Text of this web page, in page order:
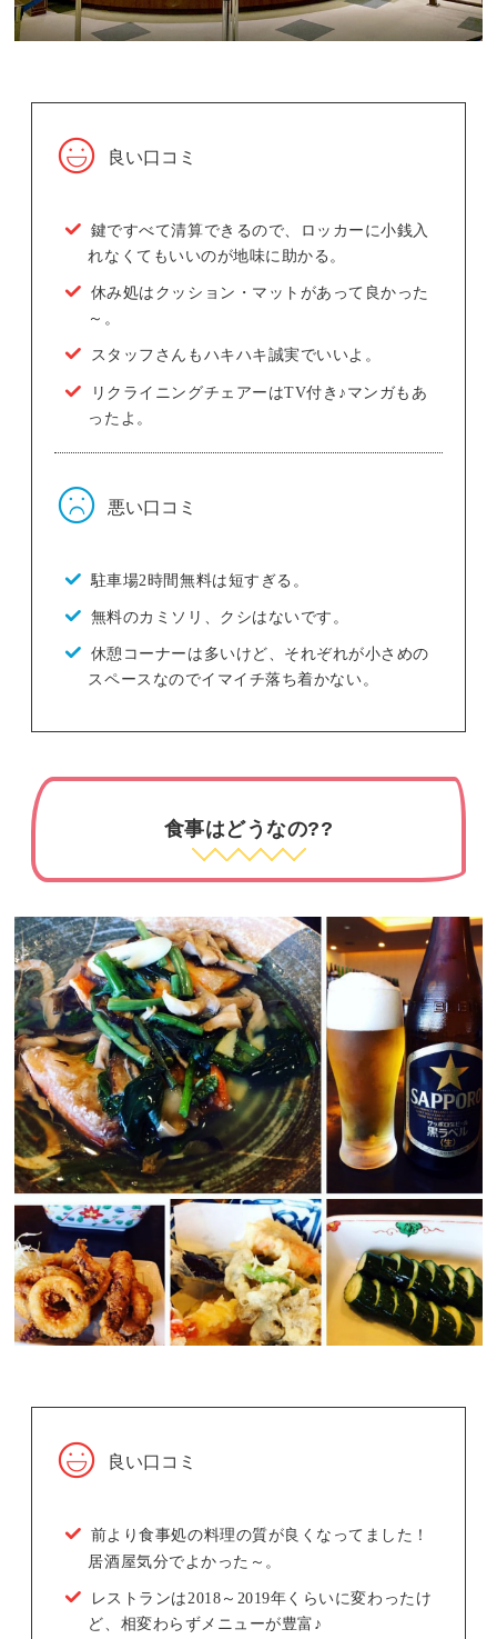
良い口コミ
鍵ですべて清算できるので、ロッカーに小銭入
れなくてもいいのが地味に助かる。
休み処はクッション・マットがあって良かった
～。
スタッフさんもハキハキ誠実でいいよ。
リクライニングチェアーはTV付き♪マンガもあ
ったよ。
悪い口コミ
駐車場2時間無料は短すぎる。
無料のカミソリ、クシはないです。
休憩コーナーは多いけど、それぞれが小さめの
スペースなのでイマイチ落ち着かない。
食事はどうなの??
良い口コミ
前より食事処の料理の質が良くなってました！
居酒屋気分でよかった～。
レストランは2018～2019年くらいに変わったけ
ど、相変わらずメニューが豊富♪